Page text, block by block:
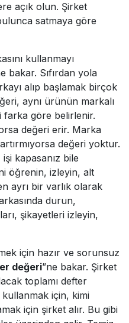
açık olun. Şirket
satmaya göre
kullanmayı
bakar. Sıfırdan yola
alıp başlamak birçok
aynı ürünün markalı
farka göre belirlenir.
değeri erir. Marka
değeri yoktur.
kapasanız bile
öğrenin, izleyin, alt
ayrı bir varlık olarak
durun,
şikayetleri izleyin,
için hazır ve sorunsuz
değeri”ne bakar. Şirket
toplamı defter
için, kimi
için şirket alır. Bu gibi